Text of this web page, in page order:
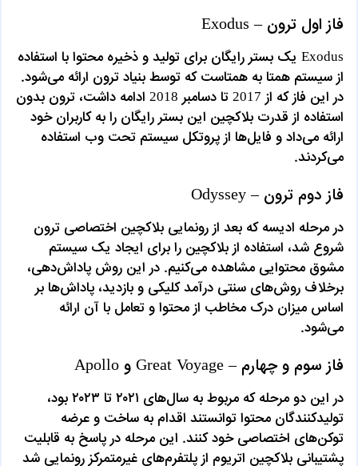
فاز اول ترون – Exodus
Exodus یک بستر رایگان برای تولید و ذخیره محتوا با استفاده
از سیستم همتا به همتاست که توسط بنیاد ترون ارائه می‌شود.
در این فاز که از 2017 تا دسامبر 2018 ادامه داشت، ترون بدون
استفاده از قدرت بلاکچین این بستر رایگان را به کاربران خود
ارائه می‌داد و فایل‌ها از پروتکل سیستم تحت وب استفاده
می‌کردند.
فاز دوم ترون – Odyssey
در مرحله ادیسه که بعد از رونمایی بلاکچین اختصاصی ترون
شروع شد، استفاده از بلاکچین را برای ایجاد یک سیستم
مشوق محتوایی مشاهده می‌کنیم. در این روش پاداش‌دهی،
برخلاف روش‌های سنتی درآمد کلیکی و بازدید، پاداش‌ها بر
اساس میزان درک مخاطب از محتوا و تعامل با آن ارائه
می‌شود.
فاز سوم و چهارم – Great Voyage و Apollo
در این دو مرحله که مربوط به سال‌های ۲۰۲۱ تا ۲۰۲۳ بود،
تولیدکنندگان محتوا توانستند اقدام به ساخت و عرضه
توکن‌های اختصاصی خود کنند. این مرحله در پاسخ به قابلیت
پشتیبانی بلاکچین اتریوم از پلتفرم‌های غیرمتمرکز رونمایی شد